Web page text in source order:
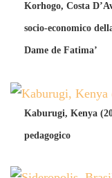
Korhogo, Costa
socio-economico
Dame de Fatima’
Kaburugi, Kenya
pedagogico